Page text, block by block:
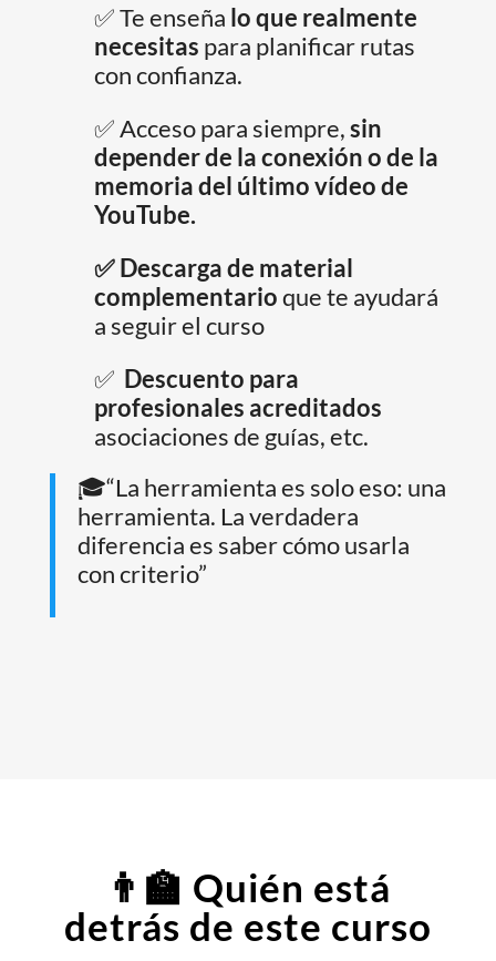
✅ Te enseña lo que realmente
necesitas para planificar rutas
con confianza.
✅ Acceso para siempre,sin
depender de la conexión o de la
memoria del último vídeo de
YouTube.
✅ Descarga de material
complementarioque te ayudará
a seguir el curso
✅ Descuento para
profesionales acreditados
asociaciones de guías, etc.
🎓“La herramienta es solo eso: una
herramienta. La verdadera
diferencia es saber cómo usarla
con criterio”
👨‍🏫 Quién está
detrás de este curso